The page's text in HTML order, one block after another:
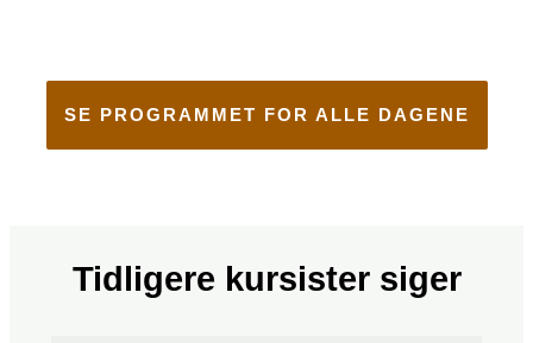
SE PROGRAMMET FOR ALLE DAGENE
Tidligere kursister siger